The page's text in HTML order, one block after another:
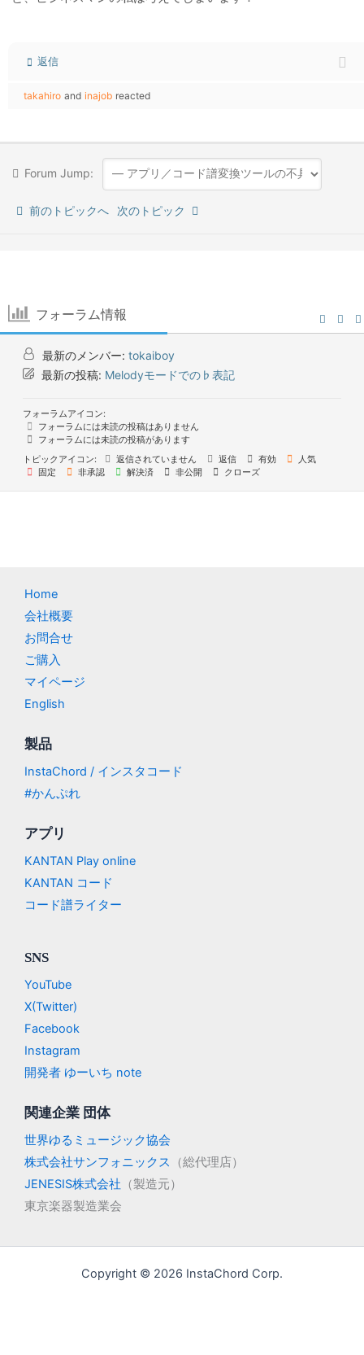
返信
takahiro and inajob reacted
Forum Jump:
前のトピックへ 次のトピック
フォーラム情報
最新のメンバー: tokaiboy
最新の投稿: Melodyモードでの♭表記
フォーラムアイコン:
フォーラムには未読の投稿はありません
フォーラムには未読の投稿があります
トピックアイコン:
返信されていません 返信 有効
人気
固定
非承認 解決済 非公開 クローズ
Home
会社概要
お問合せ
ご購入
マイページ
English
製品
InstaChord / インスタコード
#かんぷれ
アプリ
KANTAN Play online
KANTAN コード
コード譜ライター
SNS
YouTube
X(Twitter)
Facebook
Instagram
開発者 ゆーいち note
関連企業 団体
世界ゆるミュージック協会
株式会社サンフォニックス
（総代理店）
JENESIS株式会社 （製造元）
東京楽器製造業会
Copyright © 2026 InstaChord Corp.